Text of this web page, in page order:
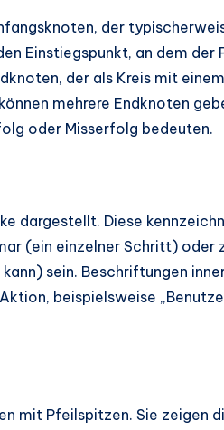
der
Einstiegspunkt, an dem der
der als Kreis mit
mehrere Endknoten
oder Misserfolg bedeuten.
dargestellt. Diese
(ein einzelner Schritt) oder
sein. Beschriftungen
beispielsweise
mit Pfeilspitzen. Sie zeigen